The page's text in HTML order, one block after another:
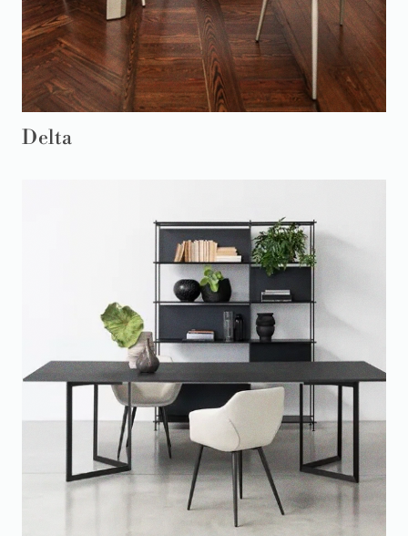
Delta